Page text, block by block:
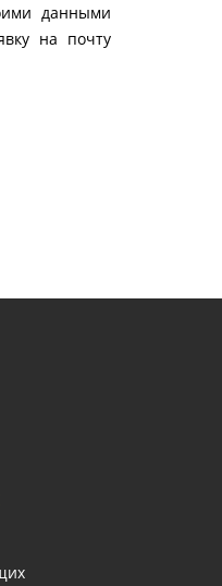
данными
на почту